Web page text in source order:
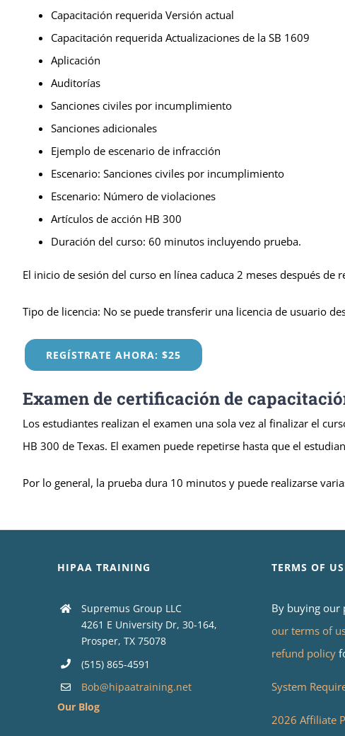
Capacitación requerida Versión actual
Capacitación requerida Actualizaciones de la SB 1609
Aplicación
Auditorías
Sanciones civiles por incumplimiento
Sanciones adicionales
Ejemplo de escenario de infracción
Escenario: Sanciones civiles por incumplimiento
Escenario: Número de violaciones
Artículos de acción HB 300
Duración del curso: 60 minutos incluyendo prueba.
El inicio de sesión del curso en línea caduca 2 meses después
Tipo de licencia: No se puede transferir una licencia de usuario
REGÍSTRATE AHORA: $25
Examen de certificación de
Los estudiantes realizan el examen una sola vez al finalizar el
HB 300 de Texas. El examen puede repetirse hasta que el
Por lo general, la prueba dura 10 minutos y puede realizarse
HIPAA TRAINING
Supremus Group LLC
4261 E University Dr, 30-164,
Prosper, TX 75078
(515) 865-4591
Bob@hipaatraining.net
Our Blog
TERMS OF
By buying our
our terms of
refund policy
System
2026 Affiliate